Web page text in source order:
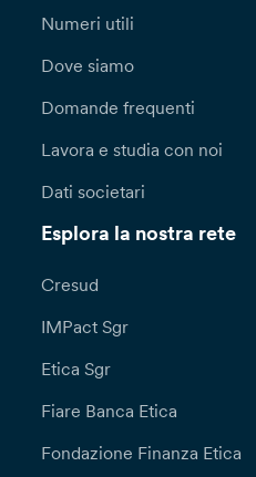
Numeri utili
Dove siamo
Domande frequenti
Lavora e studia con noi
Dati societari
Esplora la nostra rete
Cresud
IMPact Sgr
Etica Sgr
Fiare Banca Etica
Fondazione Finanza Etica